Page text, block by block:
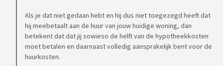
Als je dat niet gedaan hebt en hij dus niet toegezegd heeft dat
hij meebetaalt aan de huur van jouw huidige woning, dan
betekent dat dat jij sowieso de helft van de hypotheekkosten
moet betalen en daarnaast volledig aansprakelijk bent voor de
huurkosten.